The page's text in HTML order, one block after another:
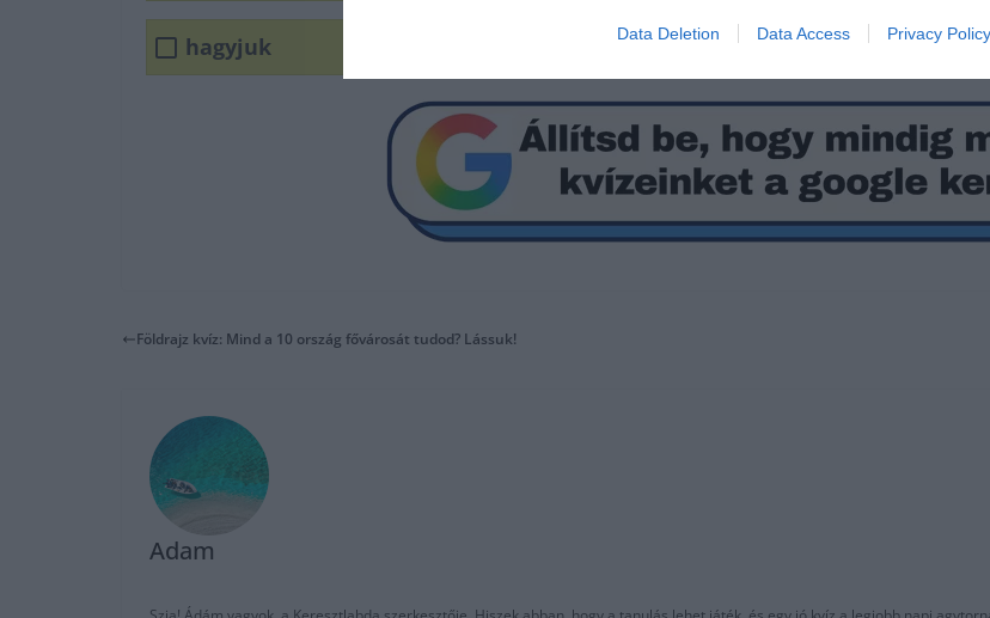
Data Deletion Data Access Privacy Policy
hagyjuk
Földrajz kvíz: Mind a 10 ország fővárosát tudod? Lássuk!
Adam